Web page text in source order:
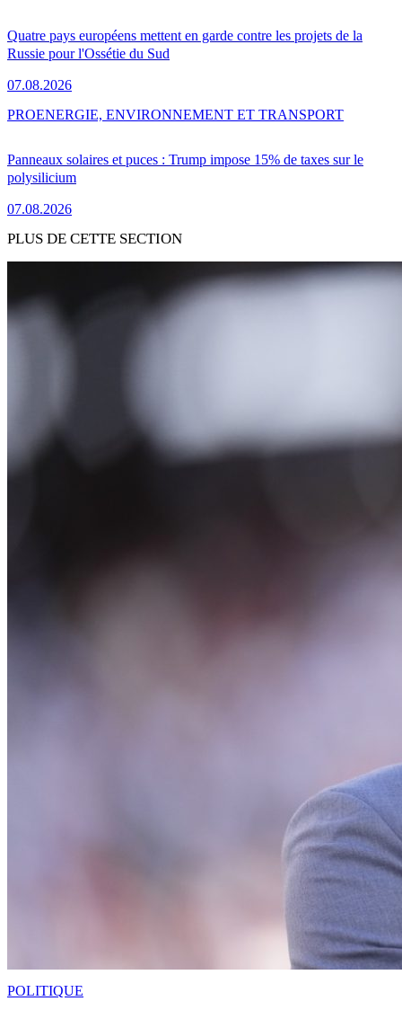
Quatre pays européens mettent en garde contre les projets de la
Russie pour l'Ossétie du Sud
07.08.2026
Panneaux solaires et puces : Trump impose 15% de taxes sur le
polysilicium
07.08.2026
PROENERGIE, ENVIRONNEMENT ET TRANSPORT
PLUS DE CETTE SECTION
POLITIQUE